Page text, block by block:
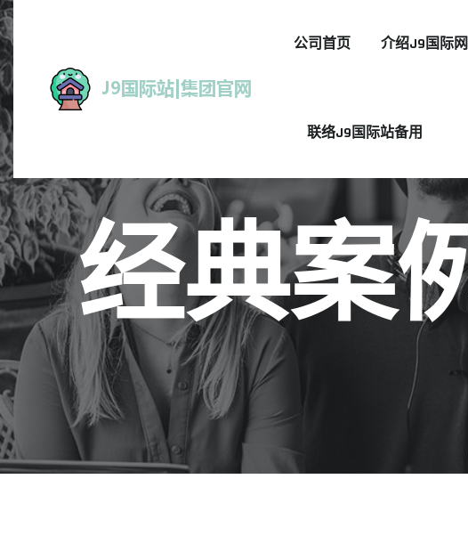
公司首页 介绍J9国际
联络J9国际站备用
经典案